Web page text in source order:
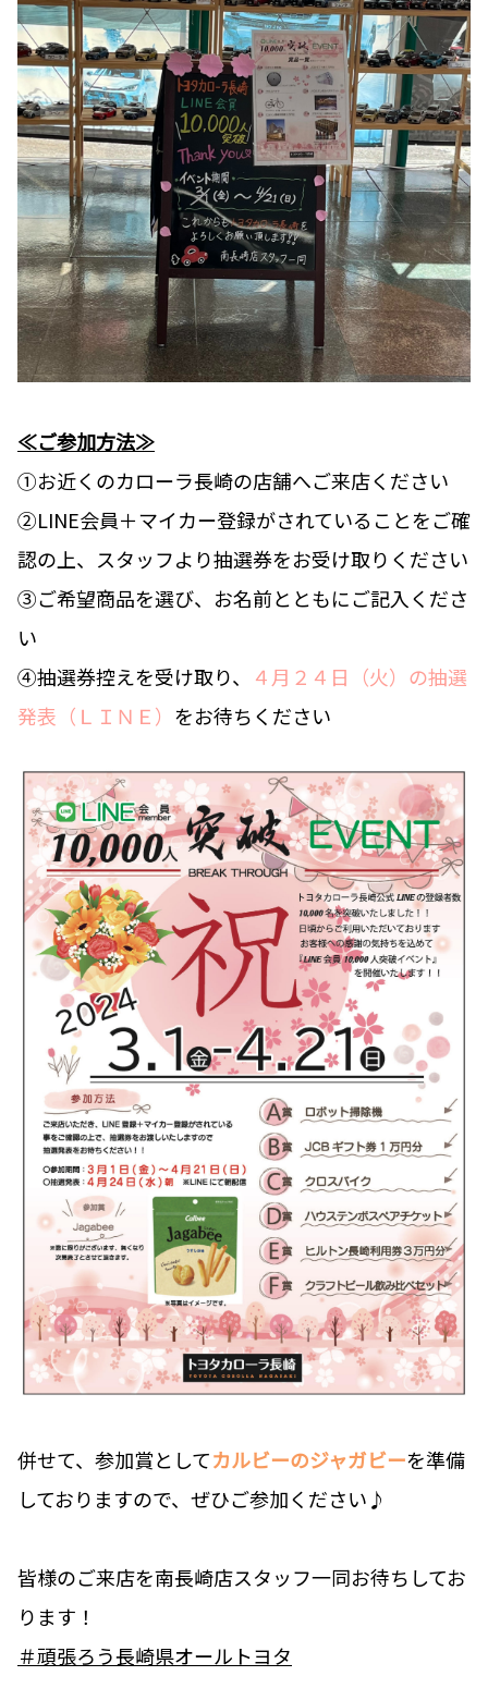
≪ご参加方法≫
①お近くのカローラ長崎の店舗へご来店ください
②LINE会員＋マイカー登録がされていることをご確
認の上、スタッフより抽選券をお受け取りください
③ご希望商品を選び、お名前とともにご記入くださ
い
④抽選券控えを受け取り、
４月２４日（火）の抽選
発表（ＬＩＮＥ） をお待ちください
併せて、参加賞としてカルビーのジャガビーを準備
しておりますので、ぜひご参加ください♪
皆様のご来店を南長崎店スタッフ一同お待ちしてお
ります！
＃頑張ろう長崎県オールトヨタ